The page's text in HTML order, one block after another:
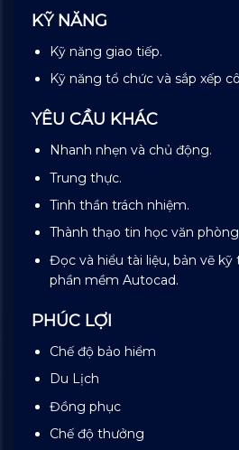
KỸ NĂNG
Kỹ năng giao tiếp.
Kỹ năng tổ chức và sắp xếp
YÊU CẦU KHÁC
Nhanh nhẹn và chủ động.
Trung thực.
Tinh thần trách nhiệm.
Thành thạo tin học văn
Đọc và hiểu tài liệu, bản vẽ
phần mềm Autocad.
PHÚC LỢI
Chế độ bảo hiểm
Du Lịch
Đồng phục
Chế độ thưởng